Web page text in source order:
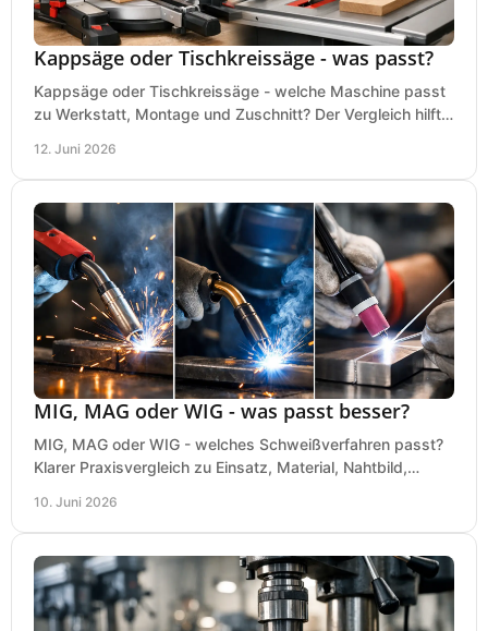
Kappsäge oder Tischkreissäge - was passt?
Kappsäge oder Tischkreissäge - welche Maschine passt
zu Werkstatt, Montage und Zuschnitt? Der Vergleich hilft
12. Juni 2026
MIG, MAG oder WIG - was passt besser?
MIG, MAG oder WIG - welches Schweißverfahren passt?
Klarer Praxisvergleich zu Einsatz, Material, Nahtbild,
10. Juni 2026